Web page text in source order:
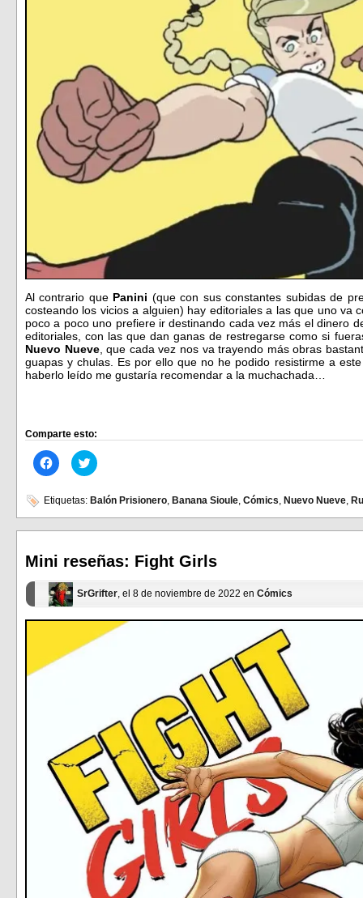
Al contrario que Panini (que con sus constantes subidas de
costeando los vicios a alguien) hay editoriales a las que uno va
poco a poco uno prefiere ir destinando cada vez más el dinero
editoriales, con las que dan ganas de restregarse como si
Nuevo Nueve, que cada vez nos va trayendo más obras
guapas y chulas. Es por ello que no he podido resistirme a
haberlo leído me gustaría recomendar a la muchachada…
Comparte esto:
Haz
clic
en
Facebook
(Se
abre
ventana
nueva)
Haz
clic
en
(Se
abre
ventana
nueva)
Etiquetas: Balón Prisionero, Banana Sioule, Cómics, Nuevo Nueve,
Mini reseñas: Fight Girls
SrGrifter, el 8 de noviembre de 2022 en Cómics